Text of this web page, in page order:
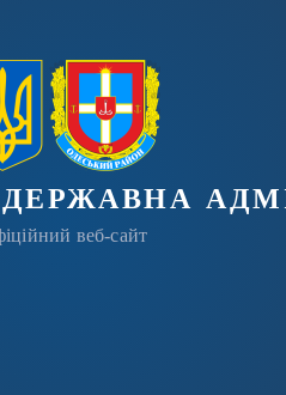
веб-сайт